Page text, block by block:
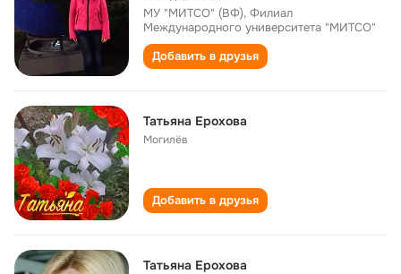
МУ "МИТСО" (ВФ), Филиал
Международного университета "МИТСО"
Добавить в друзья
Татьяна Ерохова
Могилёв
Добавить в друзья
Татьяна Ерохова